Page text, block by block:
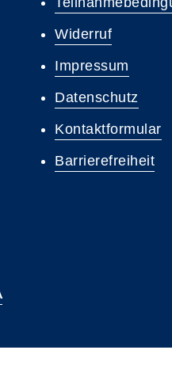
Widerruf
Impressum
Datenschutz
Kontaktformular
Barrierefreiheit